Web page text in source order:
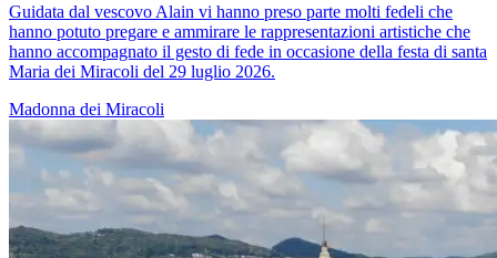
Guidata dal vescovo Alain vi hanno preso parte molti fedeli che
hanno potuto pregare e ammirare le rappresentazioni artistiche che
hanno accompagnato il gesto di fede in occasione della festa di santa
Maria dei Miracoli del 29 luglio 2026.
Madonna dei Miracoli